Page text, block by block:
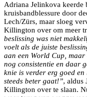
Adriana Jelinkova keerde
kruisbandblessure door
Lech/Zürs, maar sloeg
Killington over om meer
beslissing was niet
voelt als de juiste
aan een World Cup, maar
nog consistentie en daar
knie is verder erg goed
steeds beter gaat!”, aldus
Killington over te slaan.